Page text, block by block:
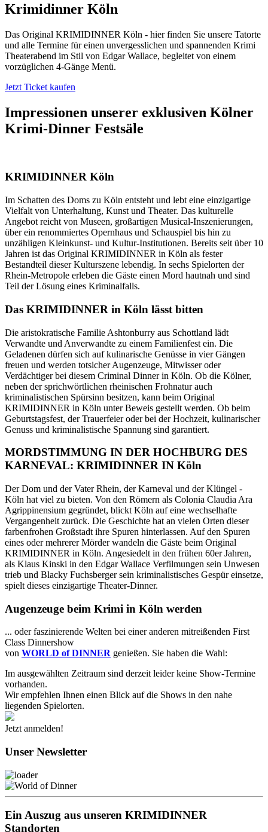
Krimidinner Köln
Das Original KRIMIDINNER Köln - hier finden Sie unsere Tatorte
und alle Termine für einen unvergesslichen und spannenden Krimi
Theaterabend im Stil von Edgar Wallace, begleitet von einem
vorzüglichen 4-Gänge Menü.
Jetzt Ticket kaufen
Impressionen unserer exklusiven Kölner
Krimi-Dinner Festsäle
KRIMIDINNER Köln
Im Schatten des Doms zu Köln entsteht und lebt eine einzigartige
Vielfalt von Unterhaltung, Kunst und Theater. Das kulturelle
Angebot reicht von Museen, großartigen Musical-Inszenierungen,
über ein renommiertes Opernhaus und Schauspiel bis hin zu
unzähligen Kleinkunst- und Kultur-Institutionen. Bereits seit über 10
Jahren ist das Original KRIMIDINNER in Köln als fester
Bestandteil dieser Kulturszene lebendig. In sechs Spielorten der
Rhein-Metropole erleben die Gäste einen Mord hautnah und sind
Teil der Lösung eines Kriminalfalls.
Das KRIMIDINNER in Köln lässt bitten
Die aristokratische Familie Ashtonburry aus Schottland lädt
Verwandte und Anverwandte zu einem Familienfest ein. Die
Geladenen dürfen sich auf kulinarische Genüsse in vier Gängen
freuen und werden totsicher Augenzeuge, Mitwisser oder
Verdächtiger bei diesem Criminal Dinner in Köln. Ob die Kölner,
neben der sprichwörtlichen rheinischen Frohnatur auch
kriminalistischen Spürsinn besitzen, kann beim Original
KRIMIDINNER in Köln unter Beweis gestellt werden. Ob beim
Geburtstagsfest, der Trauerfeier oder bei der Hochzeit, kulinarischer
Genuss und kriminalistische Spannung sind garantiert.
MORDSTIMMUNG IN DER HOCHBURG DES
KARNEVAL: KRIMIDINNER IN Köln
Der Dom und der Vater Rhein, der Karneval und der Klüngel -
Köln hat viel zu bieten. Von den Römern als Colonia Claudia Ara
Agrippinensium gegründet, blickt Köln auf eine wechselhafte
Vergangenheit zurück. Die Geschichte hat an vielen Orten dieser
farbenfrohen Großstadt ihre Spuren hinterlassen. Auf den Spuren
eines oder mehrerer Mörder wandeln die Gäste beim Original
KRIMIDINNER in Köln. Angesiedelt in den frühen 60er Jahren,
als Klaus Kinski in den Edgar Wallace Verfilmungen sein Unwesen
trieb und Blacky Fuchsberger sein kriminalistisches Gespür einsetze,
spielt dieses einzigartige Theater-Dinner.
Augenzeuge beim Krimi in Köln werden
... oder faszinierende Welten bei einer anderen mitreißenden First
Class Dinnershow
von WORLD of DINNER genießen. Sie haben die Wahl:
Im ausgewählten Zeitraum sind derzeit leider keine Show-Termine
vorhanden.
Wir empfehlen Ihnen einen Blick auf die Shows in den nahe
liegenden Spielorten.
Jetzt anmelden!
Unser Newsletter
Ein Auszug aus unseren KRIMIDINNER
Standorten